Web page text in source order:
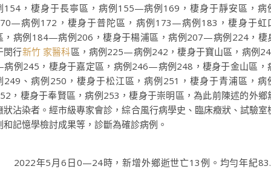
154，棲身于長寧區，病例155—病例169，棲身于靜安區，病
病例172，棲身于普陀區，病例173—病例183，棲身于虹
，病例184—病例206，棲身于楊浦區，病例207—病例224，棲
閔行新竹 家醫科區，病例225—病例242，棲身于寶山區，病例
例245，棲身于嘉定區，病例246—病例248，棲身于金山區，
249、病例250，棲身于松江區，病例251，棲身于青浦區，病
，棲身于奉賢區，病例253，棲身于崇明區，為此前陳述的外鄉
狀沾染者。經市級專家會診，綜合風行病學史、臨床癥狀、試驗室
和記憶學檢討成果等，診斷為確診病例。
年5月6日0—24時，新增外鄉逝世亡13例。均勻年紀